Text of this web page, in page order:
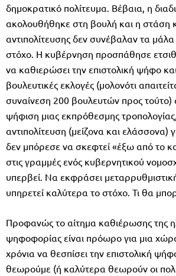
δημοκρατικό πολίτευμα. Βέβαια, η
ακολουθήθηκε στη βουλή και η στάση
αντιπολίτευσης δεν συνέβαλαν τα
στόχο. Η κυβέρνηση προσπάθησε
να καθιερώσει την επιστολική ψήφο και
βουλευτικές εκλογές (μολονότι
συναίνεση 200 βουλευτών προς τούτο)
ψήφιση μιας εκπρόθεσμης
αντιπολίτευση (μείζονα και ελάσσονα)
δεν μπόρεσε να σκεφτεί «έξω από το
στις γραμμές ενός κυβερνητικού
υπερβεί. Να εκφράσει
υπηρετεί καλύτερα το στόχο. Τι θα
Προφανώς το αίτημα καθιέρωσης της
ψηφοφορίας είναι πρόωρο για μια
χρόνια να θεσπίσει την επιστολική
θεωρούμε (ή καλύτερα θεωρούν οι